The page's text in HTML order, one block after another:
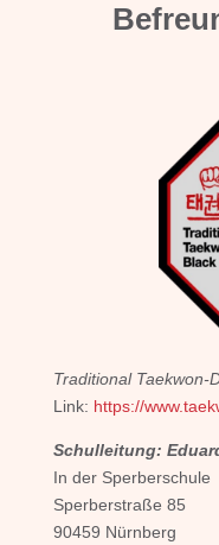
Traditional Taekwon-
Link: https://
Schulleitung:
In der Sperberschule
Sperberstraße 85
90459 Nürnberg